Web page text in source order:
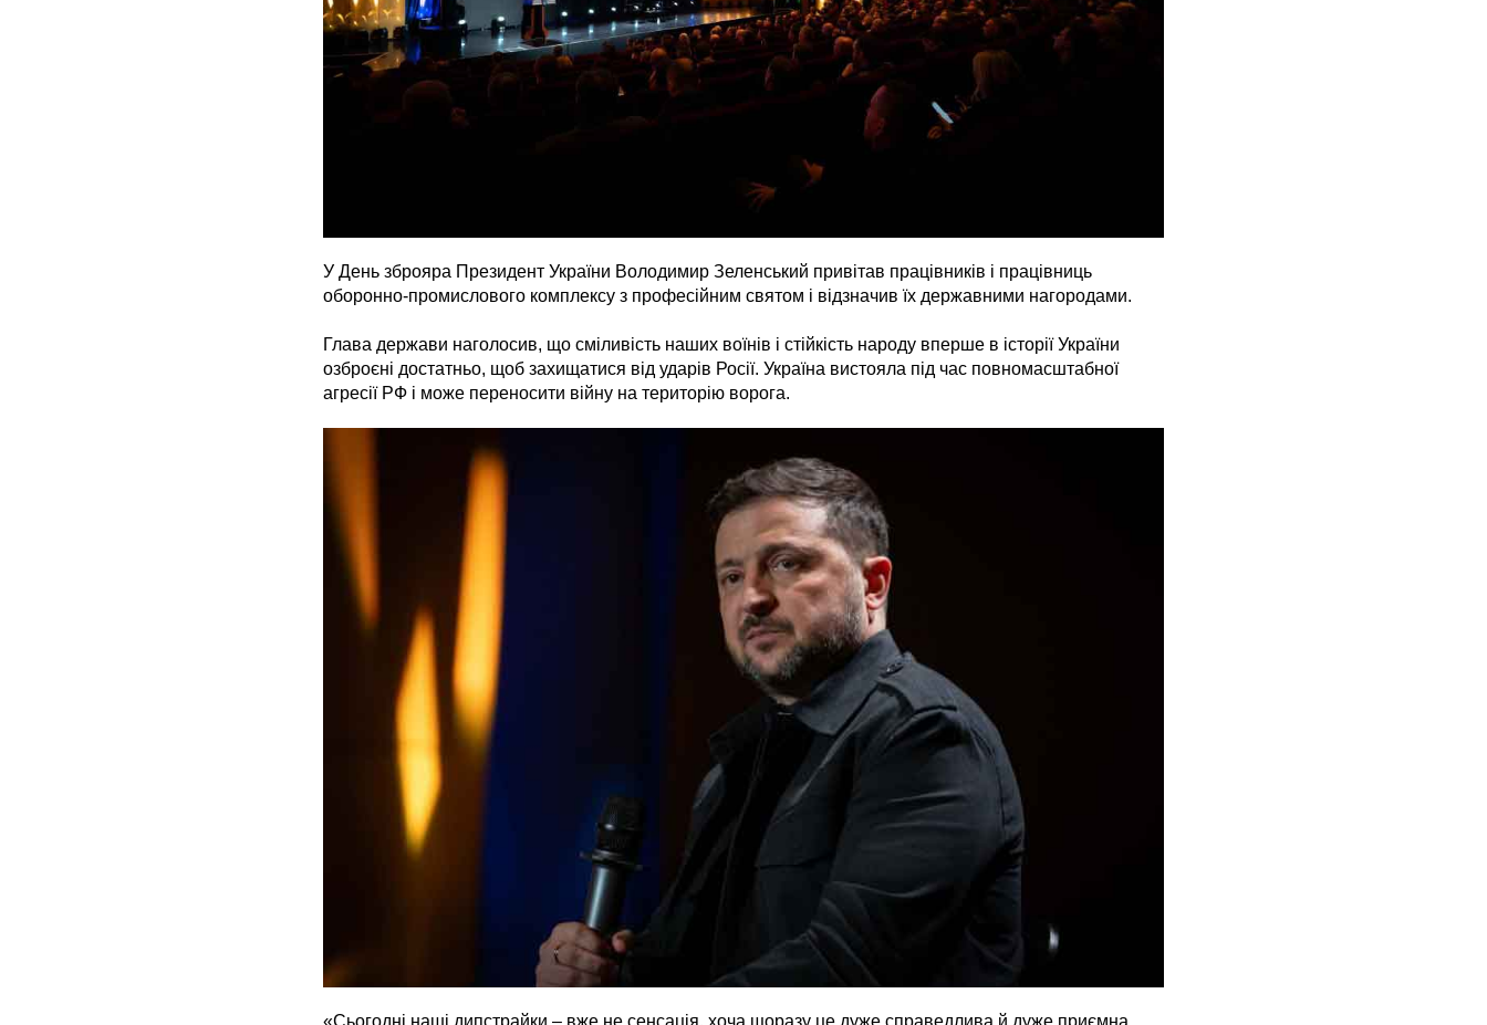
У День зброяра Президент України Володимир Зеленський привітав працівників і працівниць
оборонно-промислового комплексу з професійним святом і відзначив їх державними нагородами.
Глава держави наголосив, що сміливість наших воїнів і стійкість народу вперше в історії України
озброєні достатньо, щоб захищатися від ударів Росії. Україна вистояла під час повномасштабної
агресії РФ і може переносити війну на територію ворога.